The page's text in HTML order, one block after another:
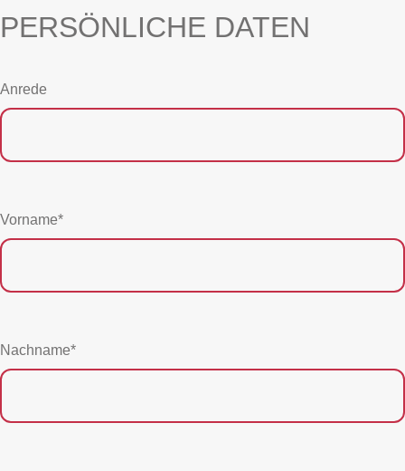
PERSÖNLICHE DATEN
Anrede
Vorname*
Nachname*